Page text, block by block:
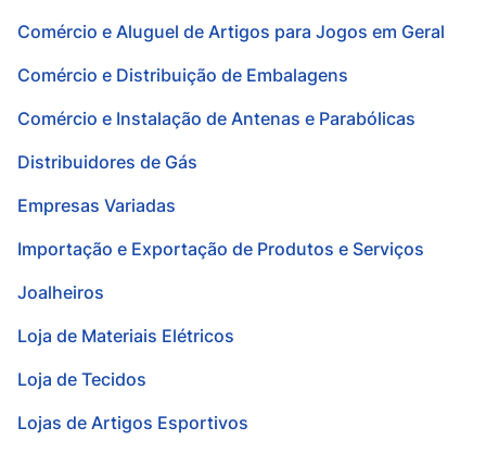
Comércio e Aluguel de Artigos para Jogos em Geral
Comércio e Distribuição de Embalagens
Comércio e Instalação de Antenas e Parabólicas
Distribuidores de Gás
Empresas Variadas
Importação e Exportação de Produtos e Serviços
Joalheiros
Loja de Materiais Elétricos
Loja de Tecidos
Lojas de Artigos Esportivos